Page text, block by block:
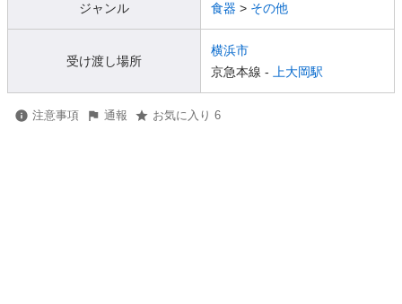
ジャンル 食器 > その他
受け渡し場所
横浜市
京急本線 -
上大岡駅
注意事項 通報 お気に入り 6